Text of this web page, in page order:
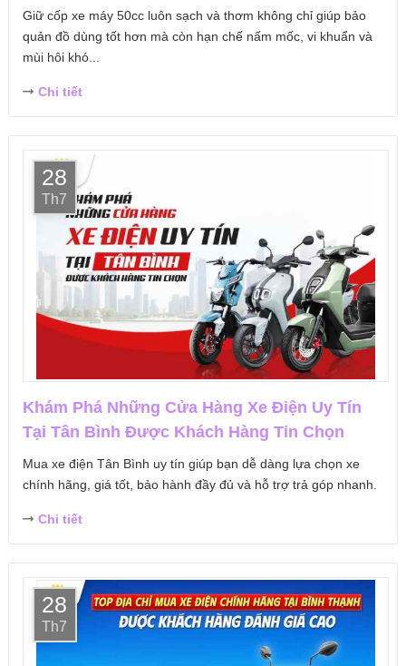
Giữ cốp xe máy 50cc luôn sạch và thơm không chỉ giúp bảo
quản đồ dùng tốt hơn mà còn hạn chế nấm mốc, vi khuẩn và
mùi hôi khó...
Chi tiết
28
Th7
Khám Phá Những Cửa Hàng Xe Điện Uy Tín
Tại Tân Bình Được Khách Hàng Tin Chọn
Mua xe điện Tân Bình uy tín giúp bạn dễ dàng lựa chọn xe
chính hãng, giá tốt, bảo hành đầy đủ và hỗ trợ trả góp nhanh.
Chi tiết
28
Th7